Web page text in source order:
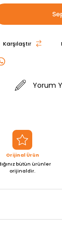
Karşılaştır
Yorum
Orijinal Ürün
bütün ürünler
orijinaldir.